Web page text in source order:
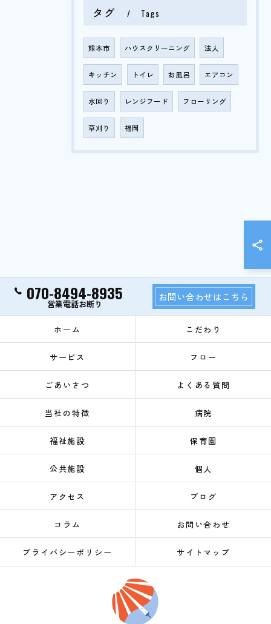
タグ Tags
熊本市 ハウスクリーニング 法人
キッチン トイレ お風呂 エアコン
水回り レンジフード フローリング
草刈り 福岡
070-8494-8935 お問い合わせはこちら
ホーム こだわり
サービス フロー
ごあいさつ よくある質問
当社の特徴 病院
福祉施設 保育園
公共施設 個人
アクセス ブログ
コラム お問い合わせ
プライバシーポリシー サイトマップ